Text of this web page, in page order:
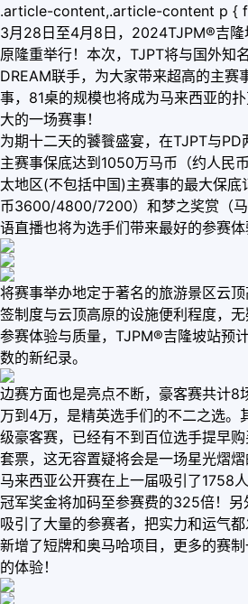
.article-content,.article-content p {
3月28日至4月8日，2024TJPM®吉隆
原隆重举行！本次，TJPT将与国外知
DREAM联手，为大家带来超高的主赛
事，81桌的规模也将成为马来西亚的
大的一场赛事！
为期十二天的饕餮盛宴，在TJPT与PD
主赛事保底达到1050万马币（约人民
太地区(不包括中国)主赛事的最大保底
币3600/4800/7200）和梦之奖赏（
语直播也将为选手们带来最好的参赛体
将赛事举办地定于著名的旅游景区云
签制度与云顶高原的设施便利程度，
参赛体验与质量，TJPM®吉隆坡站预
数的新纪录。
边赛方面也是亮点不断，豪客赛共计8
万到4万，是精英选手们的不二之选。
级豪客赛，已经有不到百位选手提早
套票，这无容置疑将会是一场星光熠熠
马来西亚公开赛在上一届吸引了1758
冠军奖金将加码至参赛费的325倍！
吸引了大量的参赛者，把实力和运气
新增了短牌和奥马哈项目，更多的赛
的体验！